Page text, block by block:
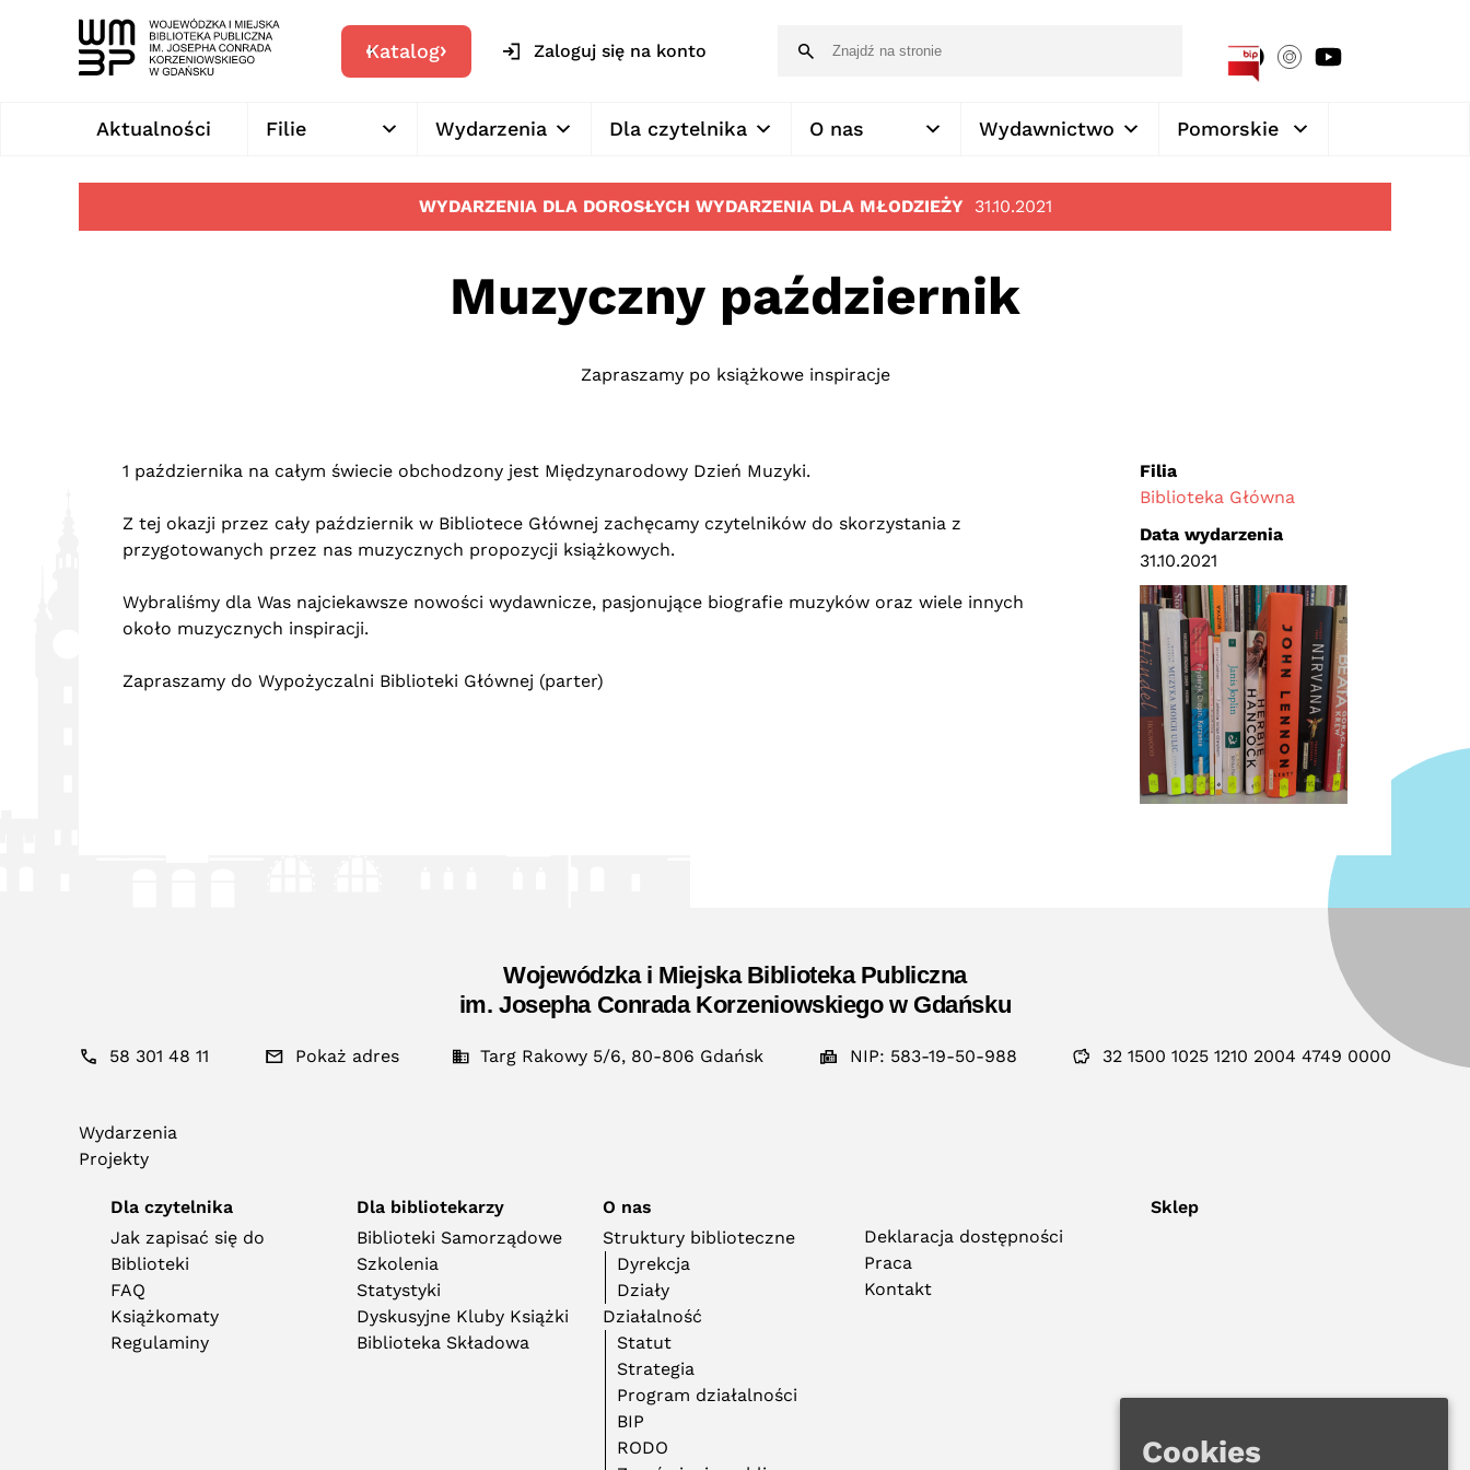
Katalog Zaloguj się na konto
Aktualności Filie Wydarzenia Dla czytelnika O nas Wydawnictwo Pomorskie
WYDARZENIA DLA DOROSŁYCH WYDARZENIA DLA MŁODZIEŻY 31.10.2021
Muzyczny październik
Zapraszamy po książkowe inspiracje
1 października na całym świecie obchodzony jest Międzynarodowy Dzień Muzyki.
Z tej okazji przez cały październik w Bibliotece Głównej zachęcamy czytelników do skorzystania z
przygotowanych przez nas muzycznych propozycji książkowych.
Wybraliśmy dla Was najciekawsze nowości wydawnicze, pasjonujące biografie muzyków oraz wiele innych
około muzycznych inspiracji.
Zapraszamy do Wypożyczalni Biblioteki Głównej (parter)
Filia
Biblioteka Główna
Data wydarzenia
31.10.2021
Wojewódzka i Miejska Biblioteka Publiczna
im. Josepha Conrada Korzeniowskiego w Gdańsku
58 301 48 11 Pokaż adres Targ Rakowy 5/6, 80-806 Gdańsk NIP: 583-19-50-988 32 1500 1025 1210 2004 4749 0000
Wydarzenia
Projekty
Dla czytelnika
Jak zapisać się do
Biblioteki
FAQ
Książkomaty
Regulaminy
Dla bibliotekarzy
Biblioteki Samorządowe
Szkolenia
Statystyki
Dyskusyjne Kluby Książki
Biblioteka Składowa
O nas
Struktury biblioteczne
Dyrekcja
Działy
Działalność
Statut
Strategia
Program działalności
BIP
RODO
Deklaracja dostępności
Praca
Kontakt
Sklep
Cookies